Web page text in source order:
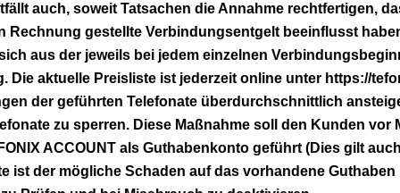
auch, soweit Tatsachen die Annahme rechtfertigen,
Rechnung gestellte Verbindungsentgelt beeinflusst
aus der jeweils bei jedem einzelnen
aktuelle Preisliste ist jederzeit online unter https://
der geführten Telefonate überdurchschnittlich
zu sperren. Diese Maßnahme soll den Kunden
ACCOUNT als Guthabenkonto geführt (Dies gilt
ist der mögliche Schaden auf das vorhandene